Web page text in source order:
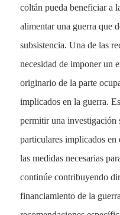
coltán pueda beneficiar a
alimentar una guerra que
subsistencia. Una de las
necesidad de imponer un
originario de la parte
implicados en la guerra.
permitir una investigación
particulares implicados
las medidas necesarias
continúe contribuyendo
financiamiento de la